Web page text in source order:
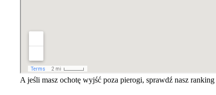
A jeśli masz ochotę wyjść poza pierogi, sprawdź nasz ranking